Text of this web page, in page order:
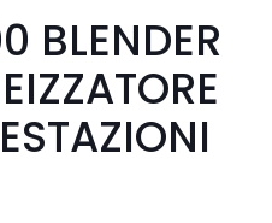
BLENDER